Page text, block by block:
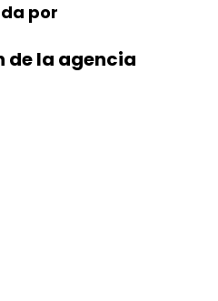
por
de la agencia